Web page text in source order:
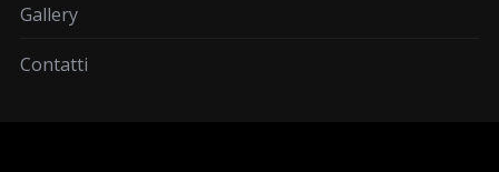
Gallery
Contatti